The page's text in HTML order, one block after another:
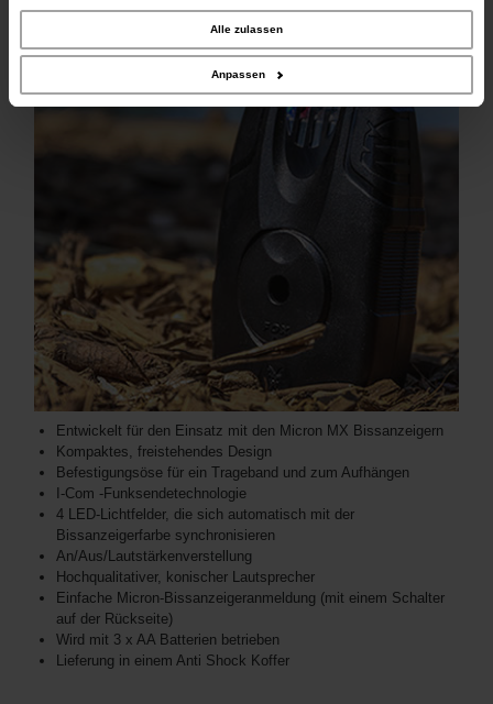
unserer Website an unsere Partner für soziale Medien, Werbung und Analysen
weiter. Unsere Partner führen diese Informationen möglicherweise mit weiteren
Daten zusammen, die Sie ihnen bereitgestellt haben oder die sie im Rahmen
Ihrer Nutzung der Dienste gesammelt haben.
Alle zulassen
Anpassen
Entwickelt für den Einsatz mit den Micron MX Bissanzeigern
Kompaktes, freistehendes Design
Befestigungsöse für ein Trageband und zum Aufhängen
I-Com -Funksendetechnologie
4 LED-Lichtfelder, die sich automatisch mit der
Bissanzeigerfarbe synchronisieren
An/Aus/Lautstärkenverstellung
Hochqualitativer, konischer Lautsprecher
Einfache Micron-Bissanzeigeranmeldung (mit einem Schalter
auf der Rückseite)
Wird mit 3 x AA Batterien betrieben
Lieferung in einem Anti Shock Koffer